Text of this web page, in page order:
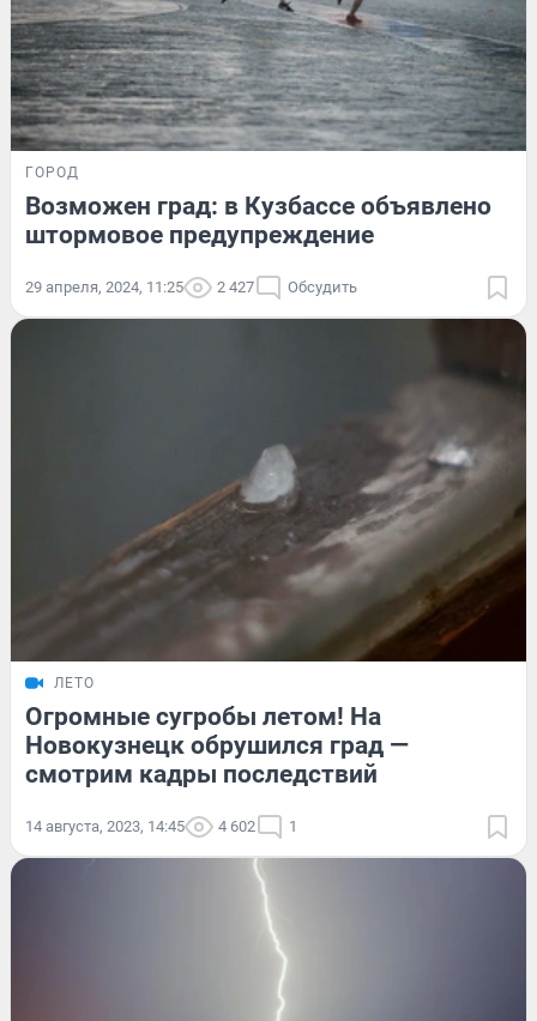
ГОРОД
Возможен град: в Кузбассе объявлено
штормовое предупреждение
29 апреля, 2024, 11:25 2 427 Обсудить
ЛЕТО
Огромные сугробы летом! На
Новокузнецк обрушился град —
смотрим кадры последствий
14 августа, 2023, 14:45 4 602 1